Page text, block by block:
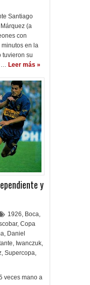
Santiago
(a
con
minutos en la
tuvieron su
… Leer más »
y
1926, Boca,
, Copa
, Daniel
, Iwanczuk,
, Supercopa,
veces mano a